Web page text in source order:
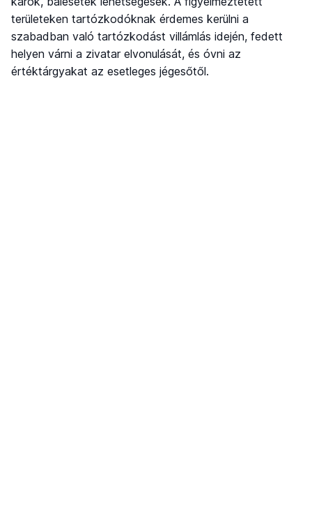
területeken tartózkodóknak érdemes kerülni a
szabadban való tartózkodást villámlás idején, fedett
helyen várni a zivatar elvonulását, és óvni az
értéktárgyakat az esetleges jégesőtől.